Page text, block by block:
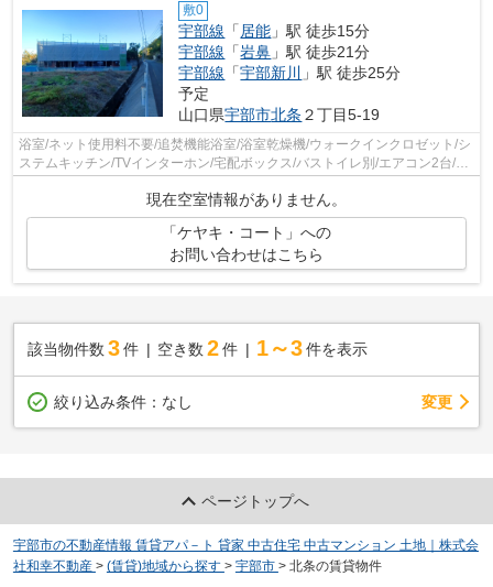
敷0
宇部線 「 居能 」駅 徒歩15分
宇部線 「岩鼻 」駅 徒歩21分
宇部線 「宇部新川
」駅 徒歩25分
予定
山口県宇部市北条 ２丁目5-19
浴室/ネット使用料不要/追焚機能浴室/浴室乾燥機/ウォークインクロゼット/シ
ステムキッチン/TVインターホン/宅配ボックス/バストイレ別/エアコン2台/ペ
現在空室情報がありません。
「ケヤキ・コート」への
お問い合わせはこちら
該当物件数 3件 空き数 2 件 1～3 件を表示
絞り込み条件： なし 変更
ページトップへ
宇部市の不動産情報 賃貸アパ－ト 貸家 中古住宅 中古マンション 土地｜株式会
社和幸不動産 > (賃貸)地域から探す > 宇部市 > 北条の賃貸物件